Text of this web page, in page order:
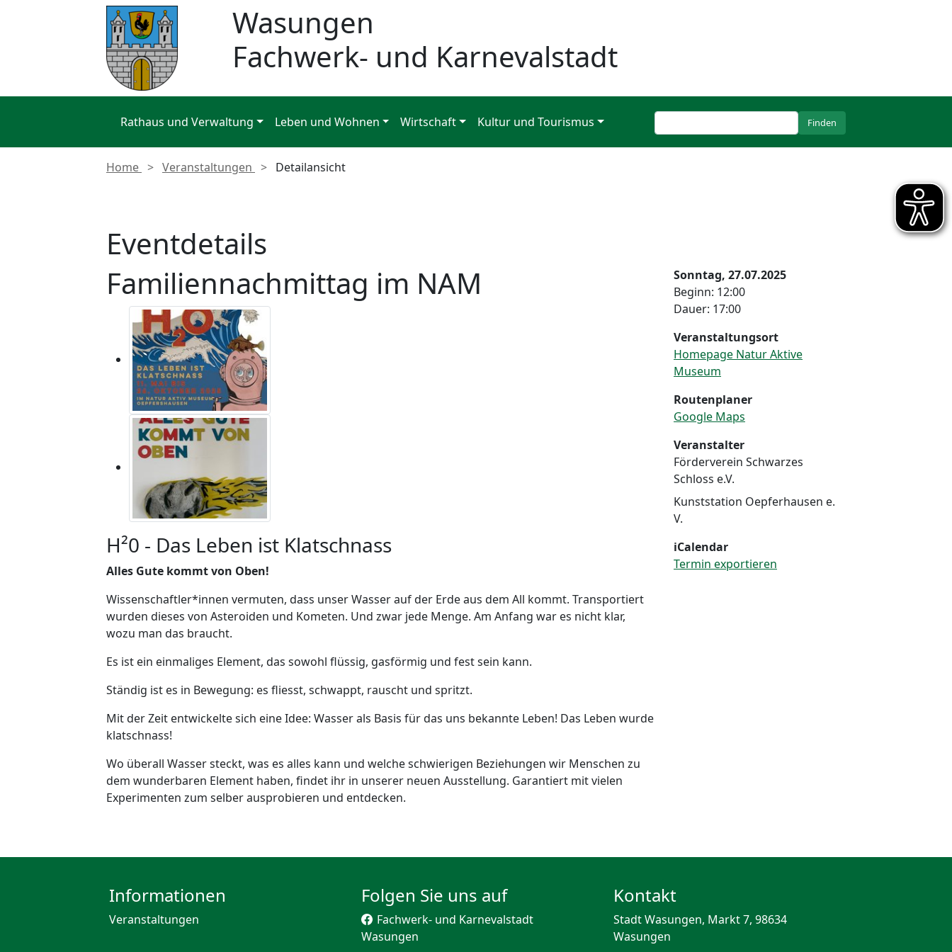
Wasungen
Fachwerk- und Karnevalstadt
Rathaus und Verwaltung Leben und Wohnen Wirtschaft Kultur und Tourismus
Home Veranstaltungen Detailansicht
Eventdetails
Familiennachmittag im NAM
H²0 - Das Leben ist Klatschnass
Alles Gute kommt von Oben!
Wissenschaftler*innen vermuten, dass unser Wasser auf der Erde aus dem All kommt. Transportiert
wurden dieses von Asteroiden und Kometen. Und zwar jede Menge. Am Anfang war es nicht klar,
wozu man das braucht.
Es ist ein einmaliges Element, das sowohl flüssig, gasförmig und fest sein kann.
Ständig ist es in Bewegung: es fliesst, schwappt, rauscht und spritzt.
Mit der Zeit entwickelte sich eine Idee: Wasser als Basis für das uns bekannte Leben! Das Leben wurde
klatschnass!
Wo überall Wasser steckt, was es alles kann und welche schwierigen Beziehungen wir Menschen zu
dem wunderbaren Element haben, findet ihr in unserer neuen Ausstellung. Garantiert mit vielen
Experimenten zum selber ausprobieren und entdecken.
Sonntag, 27.07.2025
Beginn: 12:00
Dauer: 17:00
Veranstaltungsort
Homepage Natur Aktive
Museum
Routenplaner
Google Maps
Veranstalter
Förderverein Schwarzes
Schloss e.V.
Kunststation Oepferhausen e.
V.
iCalendar
Termin exportieren
Informationen
Veranstaltungen
Folgen Sie uns auf
Fachwerk- und Karnevalstadt
Wasungen
Kontakt
Stadt Wasungen, Markt 7, 98634
Wasungen